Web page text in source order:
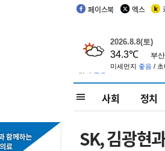
페이스북 엑스
사회 정치
SK, 김광현